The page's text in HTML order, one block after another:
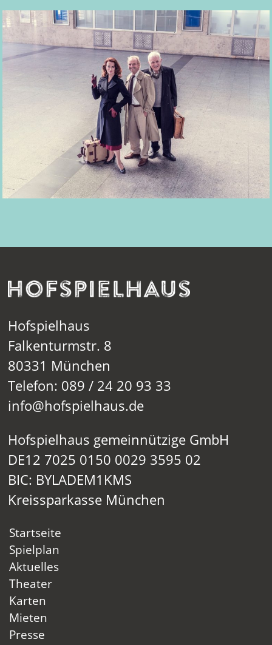
Hofspielhaus
Falkenturmstr. 8
80331 München
Telefon: 089 / 24 20 93 33
info@hofspielhaus.de
Hofspielhaus gemeinnützige GmbH
DE12 7025 0150 0029 3595 02
BIC: BYLADEM1KMS
Kreissparkasse München
Startseite
Spielplan
Aktuelles
Theater
Karten
Mieten
Presse